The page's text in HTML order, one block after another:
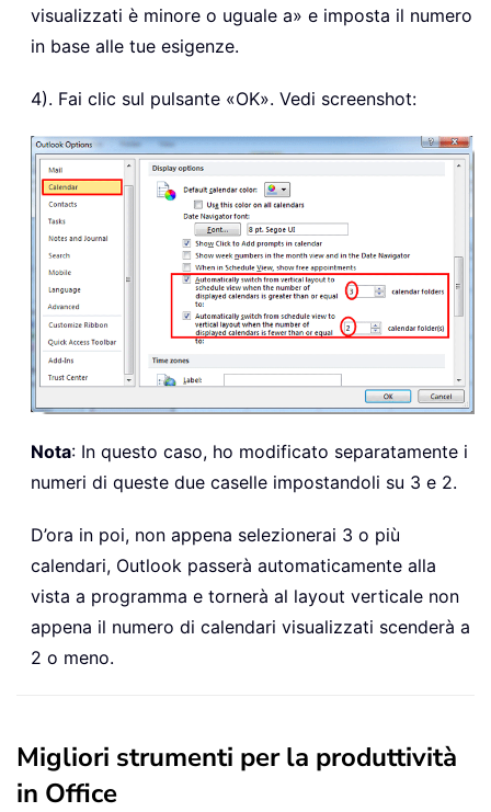
visualizzati è minore o uguale a» e imposta il numero
in base alle tue esigenze.
4). Fai clic sul pulsante «OK». Vedi screenshot:
Nota: In questo caso, ho modificato separatamente i
numeri di queste due caselle impostandoli su 3 e 2.
D’ora in poi, non appena selezionerai 3 o più
calendari, Outlook passerà automaticamente alla
vista a programma e tornerà al layout verticale non
appena il numero di calendari visualizzati scenderà a
2 o meno.
Migliori strumenti per la produttività
in Office